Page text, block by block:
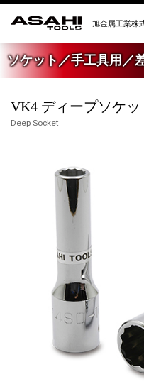
ソケット／手工具用／
VK4 ディープソケッ
Deep Socket